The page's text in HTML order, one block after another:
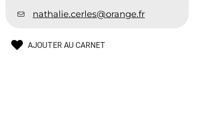
nathalie.cerles@orange.fr
AJOUTER AU CARNET